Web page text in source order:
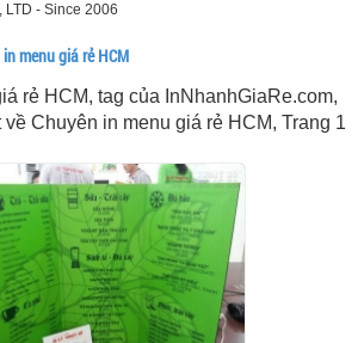
LTD - Since 2006
menu giá rẻ HCM
rẻ HCM, tag của InNhanhGiaRe.com,
Chuyên in menu giá rẻ HCM, Trang 1